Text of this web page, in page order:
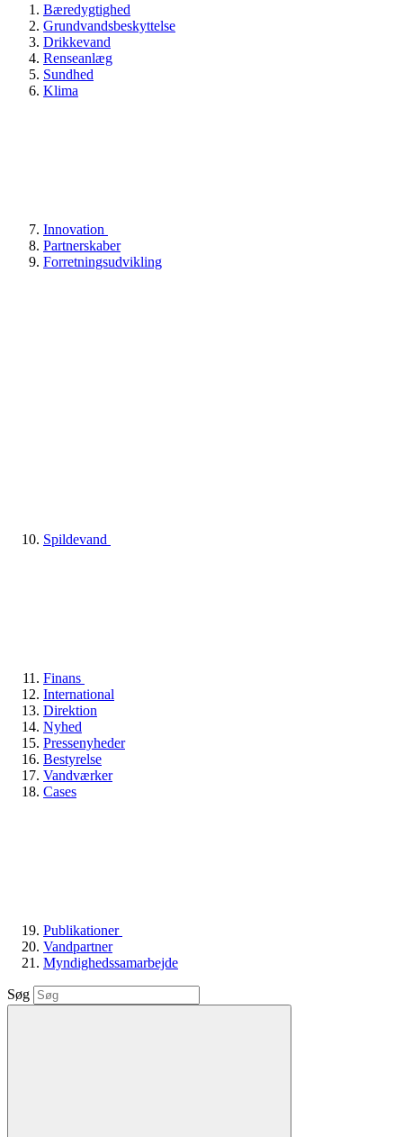
Bæredygtighed
Grundvandsbeskyttelse
Drikkevand
Renseanlæg
Sundhed
Klima
Innovation
Partnerskaber
Forretningsudvikling
Spildevand
Finans
International
Direktion
Nyhed
Pressenyheder
Bestyrelse
Vandværker
Cases
Publikationer
Vandpartner
Myndighedssamarbejde
Søg